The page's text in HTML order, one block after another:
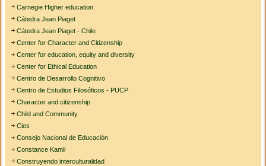
Carnegie Higher education
Cátedra Jean Piaget
Cátedra Jean Piaget - Chile
Center for Character and Citizenship
Center for education, equity and diversity
Center for Ethical Education
Centro de Desarrollo Cognitivo
Centro de Estudios Filosóficos - PUCP
Character and citizenship
Child and Community
Cies
Consejo Nacional de Educación
Constance Kamii
Construyendo interculturalidad